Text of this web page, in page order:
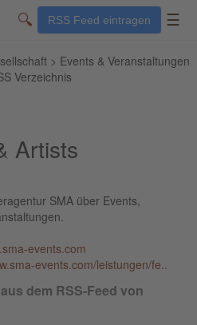
🔍 RSS Feed eintragen ☰
> Events & Veranstaltungen
Verzeichnis
Artists
SMA über Events,
events.com
events.com/leistungen/fe..
dem RSS-Feed von